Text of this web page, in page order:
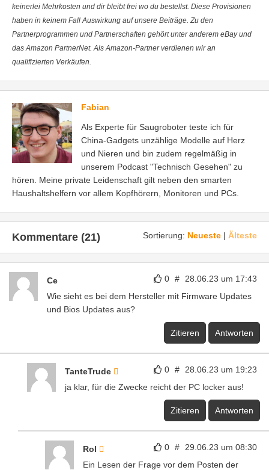
keinerlei Mehrkosten und dir bleibt frei wo du bestellst. Diese Provisionen
haben in keinem Fall Auswirkung auf unsere Beiträge. Zu den
Partnerprogrammen und Partnerschaften gehört unter anderem eBay und
das Amazon PartnerNet. Als Amazon-Partner verdienen wir an
qualifizierten Verkäufen.
Fabian
Als Experte für Saugroboter teste ich für
China-Gadgets unzählige Modelle auf Herz
und Nieren und bin zudem regelmäßig in
unserem Podcast "Technisch Gesehen" zu
hören. Meine private Leidenschaft gilt neben den smarten
Haushaltshelfern vor allem Kopfhörern, Monitoren und PCs.
Sortierung: Neueste | Älteste
Kommentare (21)
0 # 28.06.23 um 17:43
Ce
Wie sieht es bei dem Hersteller mit Firmware Updates
und Bios Updates aus?
Zitieren Antworten
0 # 28.06.23 um 19:23
TanteTrude
ja klar, für die Zwecke reicht der PC locker aus!
Zitieren Antworten
0 # 29.06.23 um 08:30
Rol
Ein Lesen der Frage vor dem Posten der